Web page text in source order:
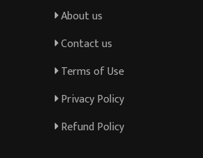
About us
Contact us
Terms of Use
Privacy Policy
Refund Policy